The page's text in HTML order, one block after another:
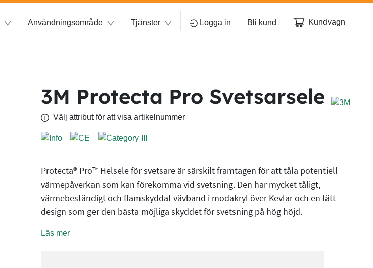
Användningsområde Tjänster Logga in Bli kund Kundvagn
3M Protecta Pro Svetsarsele
Välj attribut för att visa artikelnummer
Protecta® Pro™ Helsele för svetsare är särskilt framtagen för att tåla potentiell
värmepåverkan som kan förekomma vid svetsning. Den har mycket tåligt,
värmebeständigt och flamskyddat vävband i modakryl över Kevlar och en lätt
design som ger den bästa möjliga skyddet för svetsning på hög höjd.
Läs mer